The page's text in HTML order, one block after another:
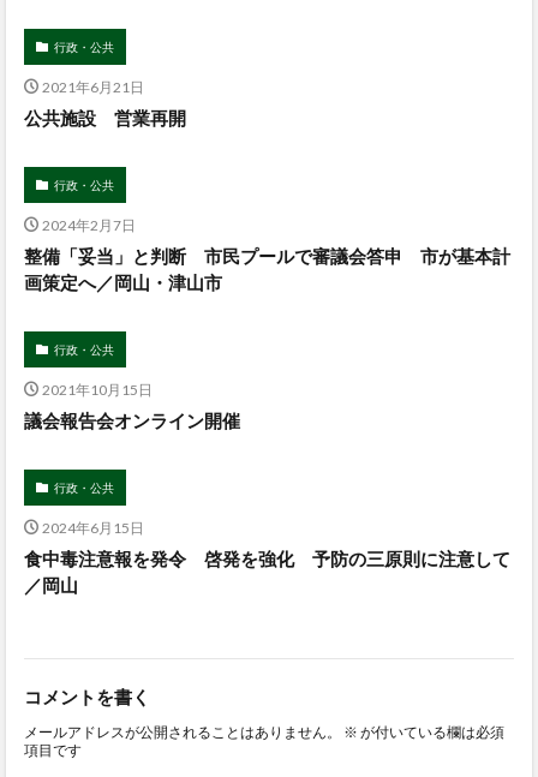
行政・公共
2021年6月21日
公共施設 営業再開
行政・公共
2024年2月7日
整備「妥当」と判断 市民プールで審議会答申 市が基本計
画策定へ／岡山・津山市
行政・公共
2021年10月15日
議会報告会オンライン開催
行政・公共
2024年6月15日
食中毒注意報を発令 啓発を強化 予防の三原則に注意して
／岡山
コメントを書く
メールアドレスが公開されることはありません。 ※ が付いている欄は必須
項目です